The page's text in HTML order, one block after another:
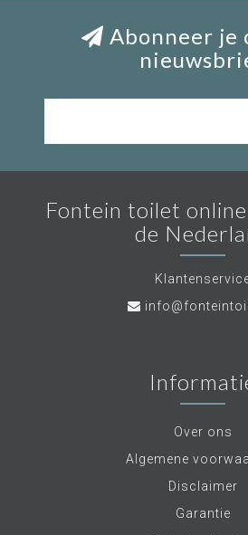
Abonneer je
Fontein toilet
de
Over ons
Algemene
Disclaimer
Garantie